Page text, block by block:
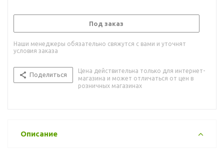
Под заказ
Наши менеджеры обязательно свяжутся с вами и уточнят
условия заказа
Поделиться
Цена действительна только для интернет-
магазина и может отличаться от цен в
розничных магазинах
Описание